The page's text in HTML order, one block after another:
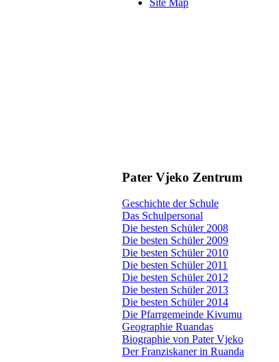
Site Map
Pater Vjeko Zentrum
Geschichte der Schule
Das Schulpersonal
Die besten Schüler 2008
Die besten Schüler 2009
Die besten Schüler 2010
Die besten Schüler 2011
Die besten Schüler 2012
Die besten Schüler 2013
Die besten Schüler 2014
Die Pfarrgemeinde Kivumu
Geographie Ruandas
Biographie von Pater Vjeko
Der Franziskaner in Ruanda